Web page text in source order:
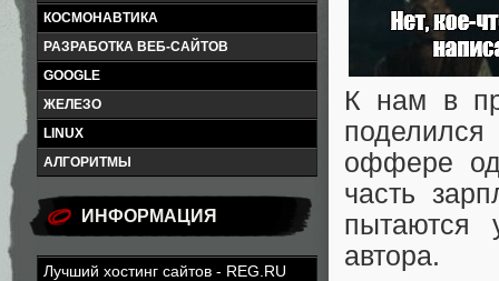
КОСМОНАВТИКА
РАЗРАБОТКА ВЕБ-САЙТОВ
GOOGLE
ЖЕЛЕЗО
LINUX
АЛГОРИТМЫ
ИНФОРМАЦИЯ
Лучший хостинг сайтов - REG.RU
К нам в
оффере
часть
пытаются
автора.